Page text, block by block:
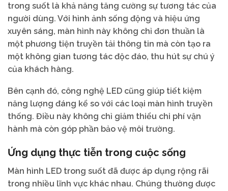
trong suốt là khả năng tăng cường sự tương tác của
người dùng. Với hình ảnh sống động và hiệu ứng
xuyên sáng, màn hình này không chỉ đơn thuần là
một phương tiện truyền tải thông tin mà còn tạo ra
một không gian tương tác độc đáo, thu hút sự chú ý
của khách hàng.
Bên cạnh đó, công nghệ LED cũng giúp tiết kiệm
năng lượng đáng kể so với các loại màn hình truyền
thống. Điều này không chỉ giảm thiểu chi phí vận
hành mà còn góp phần bảo vệ môi trường.
Ứng dụng thực tiễn trong cuộc sống
Màn hình LED trong suốt đã được áp dụng rộng rãi
trong nhiều lĩnh vực khác nhau. Chúng thường được